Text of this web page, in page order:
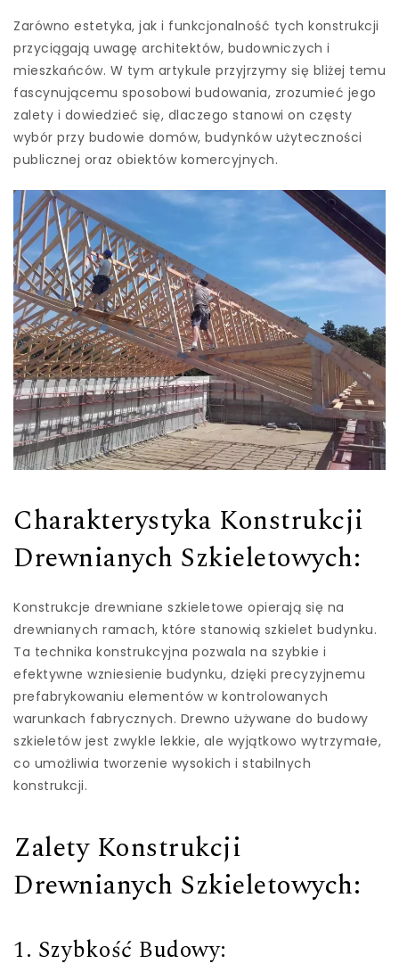
Zarówno estetyka, jak i funkcjonalność tych konstrukcji
przyciągają uwagę architektów, budowniczych i
mieszkańców. W tym artykule przyjrzymy się bliżej temu
fascynującemu sposobowi budowania, zrozumieć jego
zalety i dowiedzieć się, dlaczego stanowi on częsty
wybór przy budowie domów, budynków użyteczności
publicznej oraz obiektów komercyjnych.
Charakterystyka Konstrukcji
Drewnianych Szkieletowych:
Konstrukcje drewniane szkieletowe opierają się na
drewnianych ramach, które stanowią szkielet budynku.
Ta technika konstrukcyjna pozwala na szybkie i
efektywne wzniesienie budynku, dzięki precyzyjnemu
prefabrykowaniu elementów w kontrolowanych
warunkach fabrycznych. Drewno używane do budowy
szkieletów jest zwykle lekkie, ale wyjątkowo wytrzymałe,
co umożliwia tworzenie wysokich i stabilnych
konstrukcji.
Zalety Konstrukcji
Drewnianych Szkieletowych:
1. Szybkość Budowy: